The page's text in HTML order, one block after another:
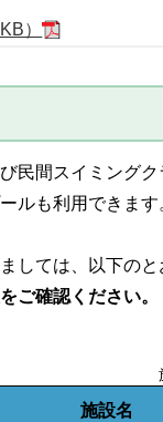
）
民間スイミングク
ルも利用できます
しては、以下のと
ご確認ください。
施設名